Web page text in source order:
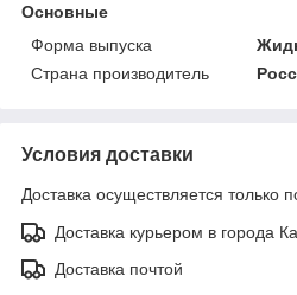
Основные
Форма выпуска
Страна производитель
Условия доставки
Доставка осуществляется только
Доставка курьером в города
Доставка почтой